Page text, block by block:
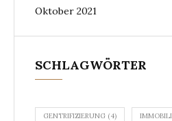
Oktober 2021
SCHLAGWÖRTER
GENTRIFIZIERUNG (4)